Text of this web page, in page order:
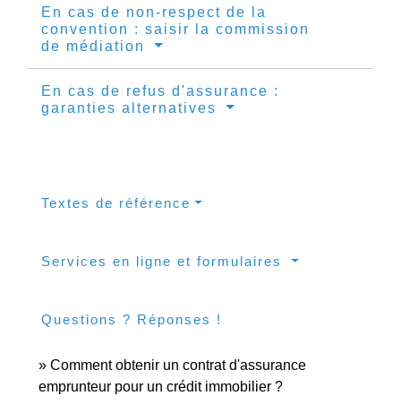
En cas de non-respect de la
convention : saisir la commission
de médiation
En cas de refus d'assurance :
garanties alternatives
Textes de référence
Services en ligne et formulaires
Questions ? Réponses !
Comment obtenir un contrat d'assurance
emprunteur pour un crédit immobilier ?